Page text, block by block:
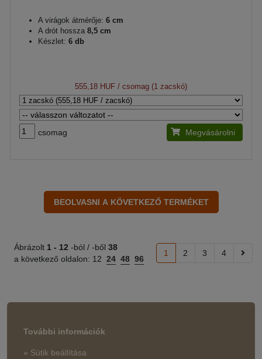
A virágok átmérője: 6 cm
A drót hossza 8,5 cm
Készlet: 6 db
555,18 HUF / csomag (1 zacskó)
csomag Megvásárolni
Ábrázolt 1 - 12 -ból / -ből 38
a következő oldalon: 12 24 48 96
1 2 3 4
További információk
» Sütik beállítása